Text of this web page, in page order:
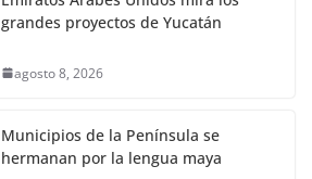
grandes proyectos de Yucatán
agosto 8, 2026
Municipios de la Península se
hermanan por la lengua maya